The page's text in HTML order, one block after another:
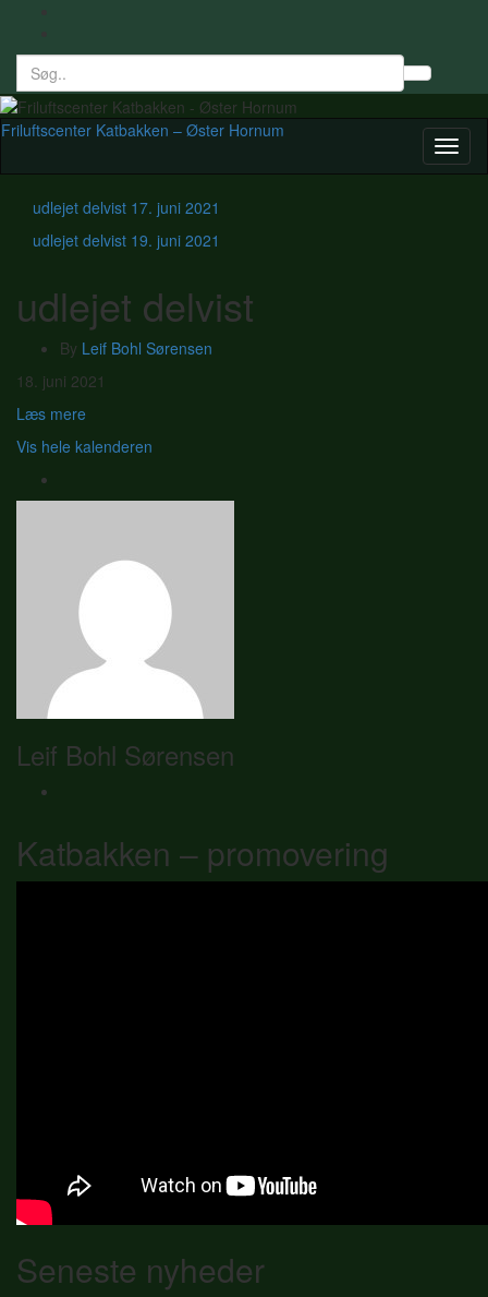
form
Search
for:
Friluftscenter Katbakken – Øster Hornum
udlejet delvist 17. juni 2021
udlejet delvist 19. juni 2021
udlejet delvist
By Leif Bohl Sørensen
udlejet
18. juni 2021
Læs mere
Vis hele kalenderen
Leif Bohl Sørensen
Katbakken – promovering
Seneste nyheder